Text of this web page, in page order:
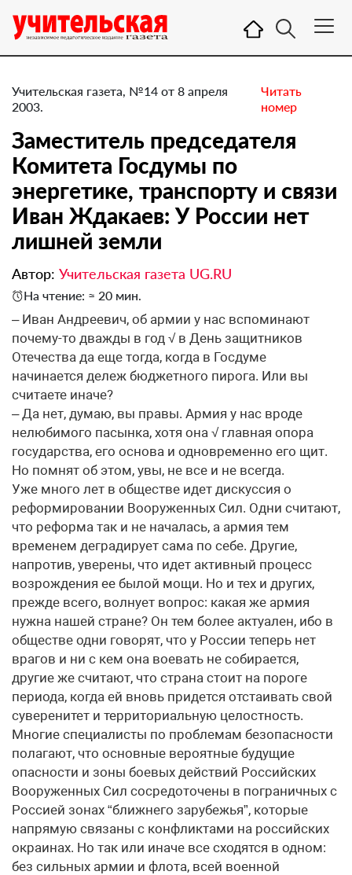
Учительская газета, №14 от 8 апреля
2003.
Читать
номер
Заместитель председателя
Комитета Госдумы по
энергетике, транспорту и связи
Иван Ждакаев: У России нет
лишней земли
Автор: Учительская газета UG.RU
На чтение: ≈ 20 мин.
– Иван Андреевич, об армии у нас вспоминают
почему-то дважды в год √ в День защитников
Отечества да еще тогда, когда в Госдуме
начинается дележ бюджетного пирога. Или вы
считаете иначе?
– Да нет, думаю, вы правы. Армия у нас вроде
нелюбимого пасынка, хотя она √ главная опора
государства, его основа и одновременно его щит.
Но помнят об этом, увы, не все и не всегда.
Уже много лет в обществе идет дискуссия о
реформировании Вооруженных Сил. Одни считают,
что реформа так и не началась, а армия тем
временем деградирует сама по себе. Другие,
напротив, уверены, что идет активный процесс
возрождения ее былой мощи. Но и тех и других,
прежде всего, волнует вопрос: какая же армия
нужна нашей стране? Он тем более актуален, ибо в
обществе одни говорят, что у России теперь нет
врагов и ни с кем она воевать не собирается,
другие же считают, что страна стоит на пороге
периода, когда ей вновь придется отстаивать свой
суверенитет и территориальную целостность.
Многие специалисты по проблемам безопасности
полагают, что основные вероятные будущие
опасности и зоны боевых действий Российских
Вооруженных Сил сосредоточены в пограничных с
Россией зонах “ближнего зарубежья”, которые
напрямую связаны с конфликтами на российских
окраинах. Но так или иначе все сходятся в одном:
без сильных армии и флота, всей военной